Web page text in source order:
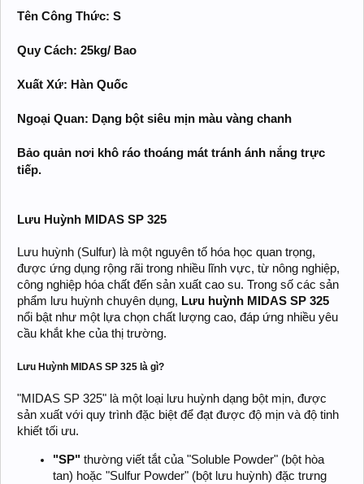
Tên Công Thức: S
Quy Cách: 25kg/ Bao
Xuất Xứ: Hàn Quốc
Ngoại Quan: Dạng bột siêu mịn màu vàng chanh
Bảo quản nơi khô ráo thoáng mát tránh ánh nắng trực
tiếp.
Lưu Huỳnh MIDAS SP 325
Lưu huỳnh (Sulfur) là một nguyên tố hóa học quan trọng,
được ứng dụng rộng rãi trong nhiều lĩnh vực, từ nông nghiệp,
công nghiệp hóa chất đến sản xuất cao su. Trong số các sản
phẩm lưu huỳnh chuyên dụng, Lưu huỳnh MIDAS SP 325
nổi bật như một lựa chọn chất lượng cao, đáp ứng nhiều yêu
cầu khắt khe của thị trường.
Lưu Huỳnh MIDAS SP 325 là gì?
"MIDAS SP 325" là một loại lưu huỳnh dạng bột mịn, được
sản xuất với quy trình đặc biệt để đạt được độ mịn và độ tinh
khiết tối ưu.
"SP" thường viết tắt của "Soluble Powder" (bột hòa
tan) hoặc "Sulfur Powder" (bột lưu huỳnh) đặc trưng